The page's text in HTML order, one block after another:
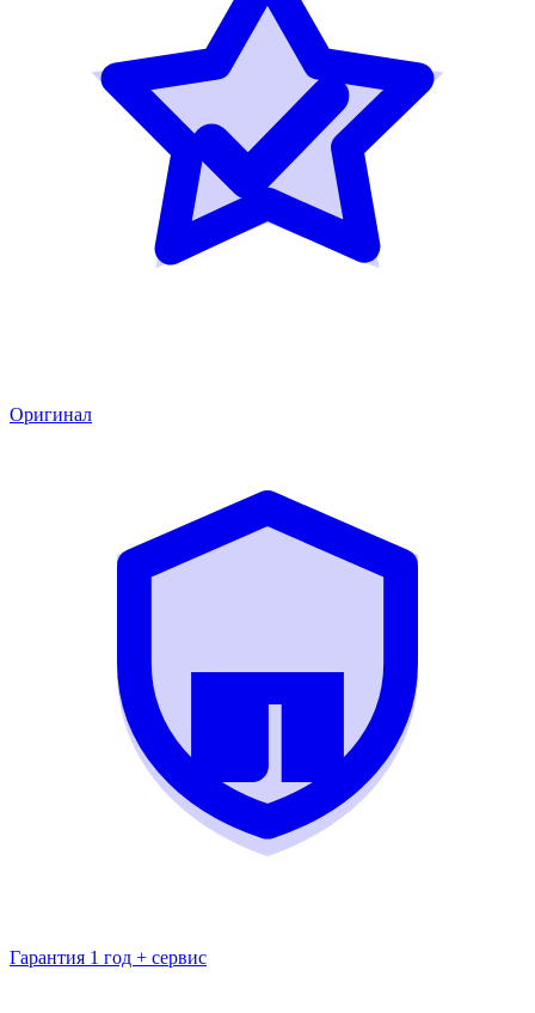
Оригинал
Гарантия 1 год + сервис